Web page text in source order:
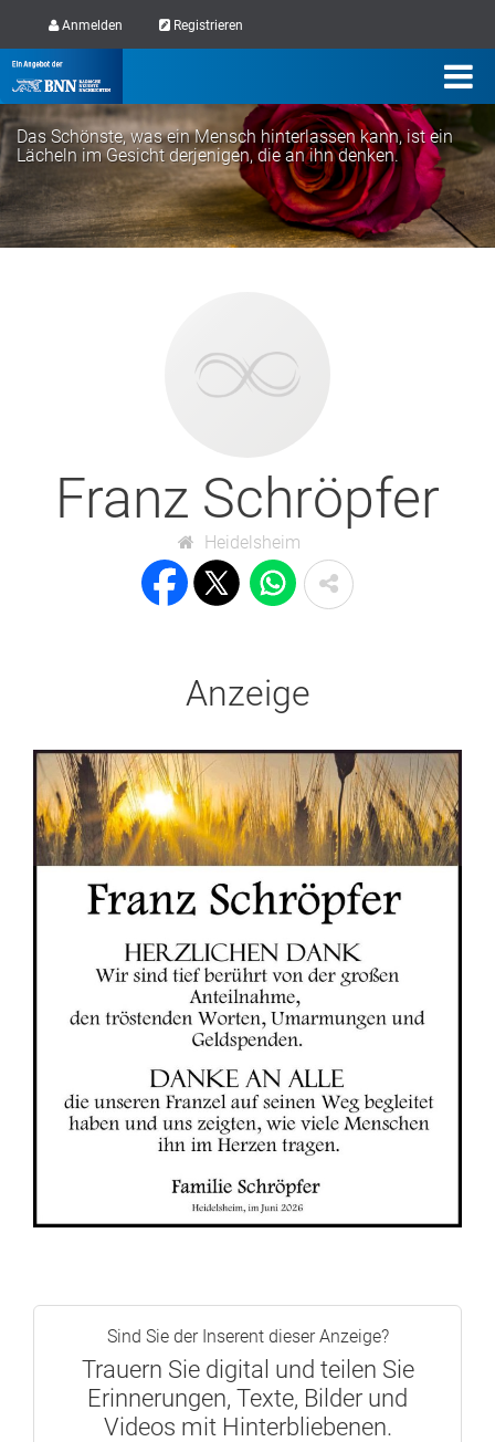
Anmelden Registrieren
Das Schönste, was ein Mensch hinterlassen kann, ist ein
Lächeln im Gesicht derjenigen, die an ihn denken.
Franz Schröpfer
Heidelsheim
Anzeige
Sind Sie der Inserent dieser Anzeige?
Trauern Sie digital und teilen Sie
Erinnerungen, Texte, Bilder und
Videos mit Hinterbliebenen.